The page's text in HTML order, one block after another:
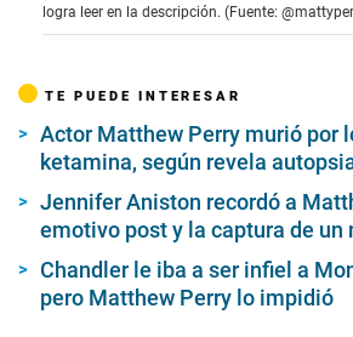
n
d
f
m
i
u
t
e
,
1
s
logra leer en la descripción. (Fuente:
TE PUEDE INTERESAR
Actor Matthew Perry murió por
ketamina, según revela
Jennifer Aniston recordó a
emotivo post y la captura de un
Chandler le iba a ser infiel a
pero Matthew Perry lo impidió